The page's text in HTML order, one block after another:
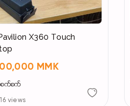
X360 Touch
MMK
က်စက်
views